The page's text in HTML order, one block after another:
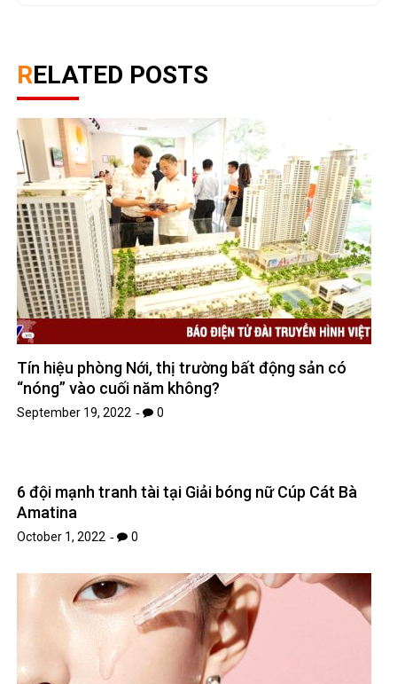
RELATED POSTS
Tín hiệu phòng Nới, thị trường bất động sản có
“nóng” vào cuối năm không?
September 19, 2022 0
6 đội mạnh tranh tài tại Giải bóng nữ Cúp Cát Bà
Amatina
October 1, 2022 0